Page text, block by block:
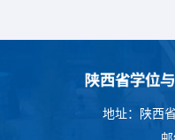
地址：陕西